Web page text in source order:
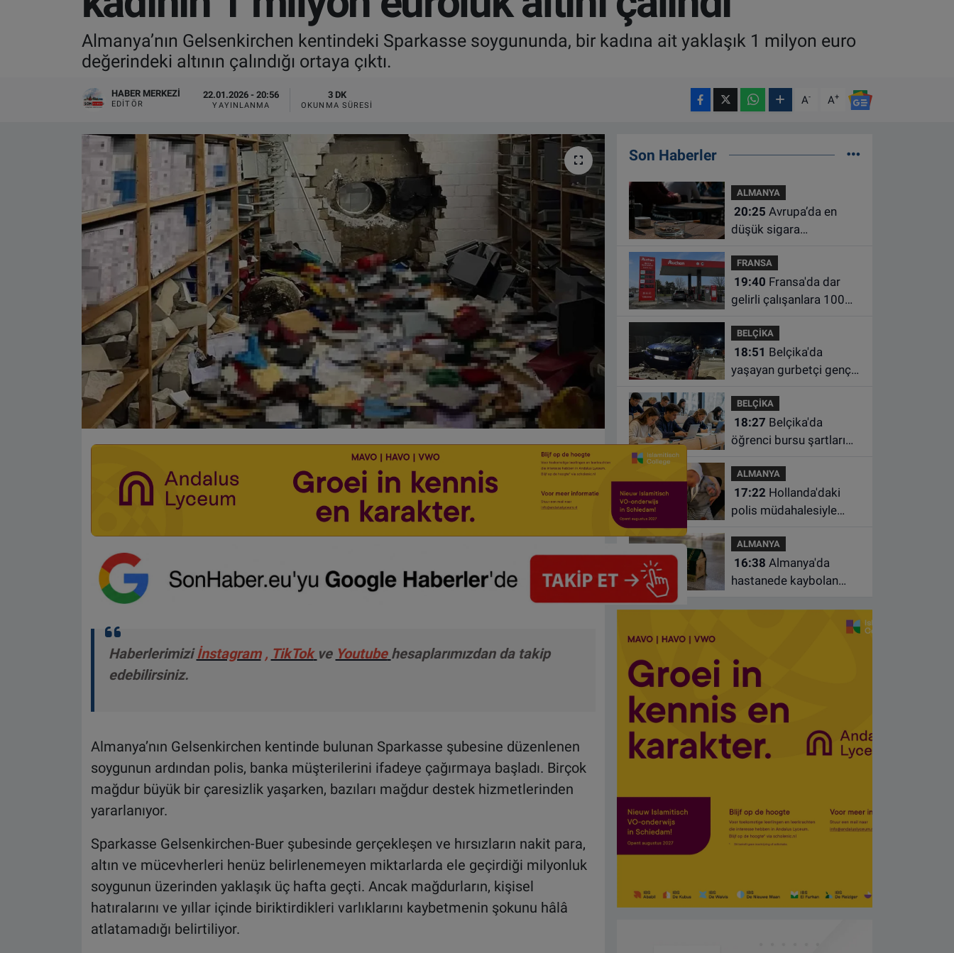
Almanya’nın Gelsenkirchen kentindeki Sparkasse soygununda, bir kadına ait yaklaşık 1 milyon euro
değerindeki altının çalındığı ortaya çıktı.
HABER MERKEZI
EDITÖR
22.01.2026 - 20:56
YAYINLANMA
3 DK
OKUNMA SÜRESI A- A+
Haberlerimiziİnstagram , TikTok ve Youtube hesaplarımızdan da takip
edebilirsiniz.
Almanya’nın Gelsenkirchen kentinde bulunan Sparkasse şubesine düzenlenen
soygunun ardından polis, banka müşterilerini ifadeye çağırmaya başladı. Birçok
mağdur büyük bir çaresizlik yaşarken, bazıları mağdur destek hizmetlerinden
yararlanıyor.
Sparkasse Gelsenkirchen-Buer şubesinde gerçekleşen ve hırsızların nakit para,
altın ve mücevherleri henüz belirlenemeyen miktarlarda ele geçirdiği milyonluk
soygunun üzerinden yaklaşık üç hafta geçti. Ancak mağdurların, kişisel
hatıralarını ve yıllar içinde biriktirdikleri varlıklarını kaybetmenin şokunu hâlâ
atlatamadığı belirtiliyor.
Son Haberler
ALMANYA
20:25
düşük sigara
Belçika’da olduğu
açıklandı
FRANSA
19:40
gelirli çalışanlara 100
süre uzatıldı
BELÇİKA
18:51
yaşayan gurbetçi genç
kazada hayatını kaybetti
BELÇİKA
18:27
öğrenci bursu şartları
ders almayan burs
alamayacak
ALMANYA
17:22
polis müdahalesiyle
çiftin bebeği aileden
alındı
ALMANYA
16:38
hastanede kaybolan
ALGEMENE VOORWAARDEN
CONTACT
Çerez Politikası